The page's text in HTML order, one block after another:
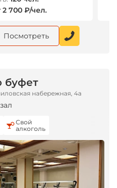
2 700 ₽/чел.
Посмотреть
буфет
набережная, 4а
Свой
алкоголь